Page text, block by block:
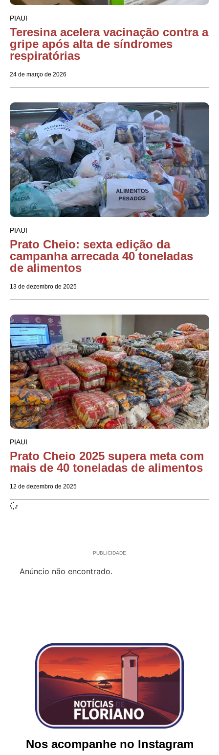
PIAUI
Teresina acelera vacinação contra a
gripe após alta de síndromes
respiratórias
24 de março de 2026
PIAUI
Prato Cheio: sexta edição da
campanha arrecada 40 toneladas
de alimentos
13 de dezembro de 2025
PIAUI
Prato Cheio 2025 supera meta com
mais de 40 toneladas de alimentos
12 de dezembro de 2025
PUBLICIDADE
Anúncio não encontrado.
Nos acompanhe no Instagram